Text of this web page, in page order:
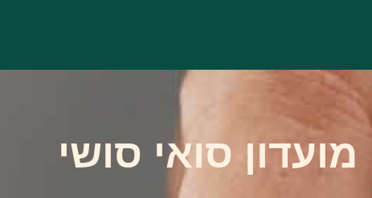
מועדון סואי סושי